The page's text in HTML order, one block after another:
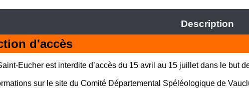
Description
d'accès
Eucher est interdite d’accès du 15 avril au 15 juillet dans le but
sur le site du Comité Départemental Spéléologique de